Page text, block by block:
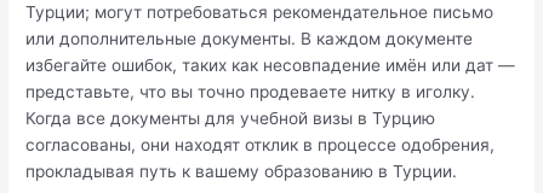
Турции; могут потребоваться рекомендательное письмо
или дополнительные документы. В каждом документе
избегайте ошибок, таких как несовпадение имён или дат —
представьте, что вы точно продеваете нитку в иголку.
Когда все документы для учебной визы в Турцию
согласованы, они находят отклик в процессе одобрения,
прокладывая путь к вашему образованию в Турции.